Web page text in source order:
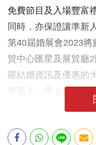
免費節目及入場豐富
同時，亦保證讓準新
第40屆婚展會2023將
貿中心匯星及展貿廳
羅結婚資訊及優惠的
準新人，馬上 按此搶